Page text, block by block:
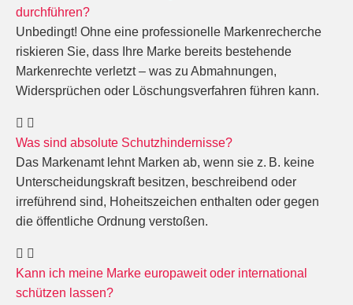
durchführen?
Unbedingt! Ohne eine professionelle Markenrecherche
riskieren Sie, dass Ihre Marke bereits bestehende
Markenrechte verletzt – was zu Abmahnungen,
Widersprüchen oder Löschungsverfahren führen kann.
Was sind absolute Schutzhindernisse?
Das Markenamt lehnt Marken ab, wenn sie z. B. keine
Unterscheidungskraft besitzen, beschreibend oder
irreführend sind, Hoheitszeichen enthalten oder gegen
die öffentliche Ordnung verstoßen.
Kann ich meine Marke europaweit oder international
schützen lassen?